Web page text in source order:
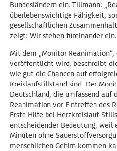
Bundesländern ein. Tillmann:
überlebenswichtige Fähigkeit,
gesellschaftlichen
zeigt: Wir stehen füreinander
Mit dem „Monitor Reanimation“,
veröffentlicht wird, beschreibt
wie gut die Chancen auf
Kreislaufstillstand sind. Der
Deutschland, die umfassend auf
Reanimation vor Eintreffen des
Erste Hilfe bei Herzkreislauf-
entscheidender Bedeutung, weil
Minuten ohne
menschlichen Gehirn kommen